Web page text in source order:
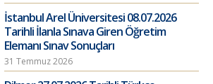
İstanbul Arel Üniversitesi 08.07.2026
Tarihli İlanla Sınava Giren Öğretim
Elemanı Sınav Sonuçları
31 Temmuz 2026